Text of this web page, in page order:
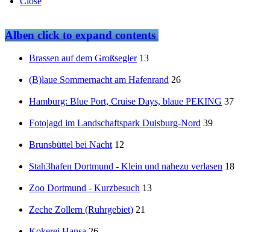
Albenclick to expand contents
Brassen auf dem Großsegler 13
(B)laue Sommernacht am Hafenrand 26
Hamburg: Blue Port, Cruise Days, blaue PEKING 37
Fotojagd im Landschaftspark Duisburg-Nord 39
Brunsbüttel bei Nacht 12
Stah3hafen Dortmund - Klein und nahezu verlasen 18
Zoo Dortmund - Kurzbesuch 13
Zeche Zollern (Ruhrgebiet) 21